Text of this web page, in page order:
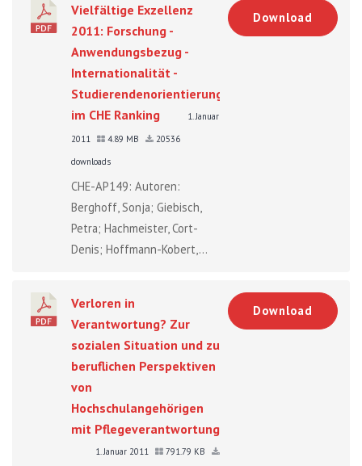
Vielfältige Exzellenz
2011: Forschung -
Anwendungsbezug -
Internationalität -
Studierendenorientierung
im CHE Ranking
1. Januar
2011
4.89 MB
20536
downloads
CHE-AP149: Autoren:
Berghoff, Sonja; Giebisch,
Petra; Hachmeister, Cort-
Denis; Hoffmann-Kobert,...
Download
Verloren in
Verantwortung? Zur
sozialen Situation und zu
beruflichen Perspektiven
von
Hochschulangehörigen
mit Pflegeverantwortung
1. Januar 2011
791.79 KB
Download